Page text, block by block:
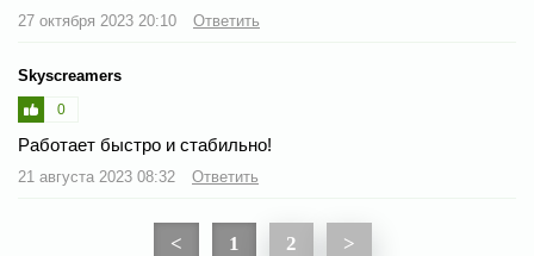
27 октября 2023 20:10 Ответить
Skyscreamers
0
Работает быстро и стабильно!
21 августа 2023 08:32 Ответить
< 1 2 >